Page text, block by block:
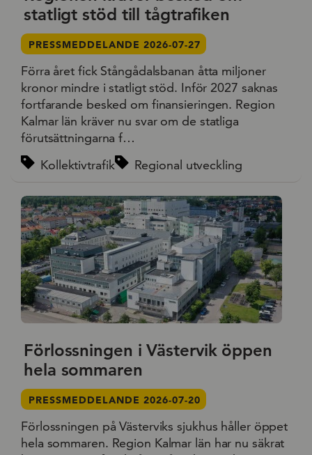
statligt stöd till tågtrafiken
PRESSMEDDELANDE 2026-07-27
Förra året fick Stångådalsbanan åtta miljoner
kronor mindre i statligt stöd. Inför 2027 saknas
fortfarande besked om finansieringen. Region
Kalmar län kräver nu svar om de statliga
förutsättningarna f…
Kollektivtrafik
Regional utveckling
Förlossningen i Västervik öppen
hela sommaren
PRESSMEDDELANDE 2026-07-20
Förlossningen på Västerviks sjukhus håller öppet
hela sommaren. Region Kalmar län har nu säkrat